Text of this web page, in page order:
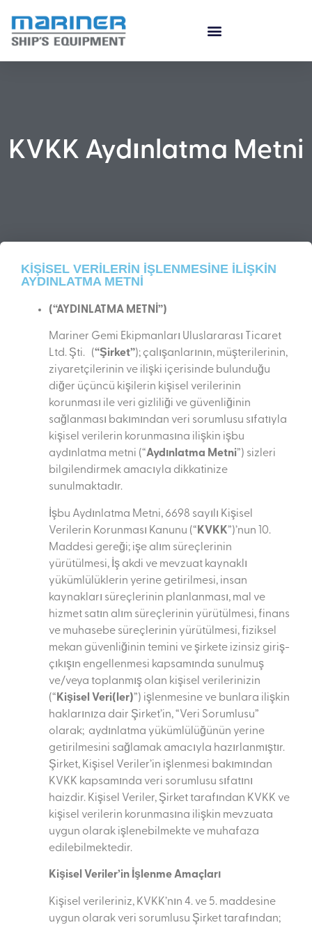
KVKK Aydınlatma Metni
KİŞİSEL VERİLERİN İŞLENMESİNE İLİŞKİN
AYDINLATMA METNİ
(“AYDINLATMA METNİ”)
Mariner Gemi Ekipmanları Uluslararası Ticaret
Ltd. Şti. (“Şirket”); çalışanlarının, müşterilerinin,
ziyaretçilerinin ve ilişki içerisinde bulunduğu
diğer üçüncü kişilerin kişisel verilerinin
korunması ile veri gizliliği ve güvenliğinin
sağlanması bakımından veri sorumlusu sıfatıyla
kişisel verilerin korunmasına ilişkin işbu
aydınlatma metni (“Aydınlatma Metni”) sizleri
bilgilendirmek amacıyla dikkatinize
sunulmaktadır.
İşbu Aydınlatma Metni, 6698 sayılı Kişisel
Verilerin Korunması Kanunu (“ KVKK”)’nun 10.
Maddesi gereği; işe alım süreçlerinin
yürütülmesi, İş akdi ve mevzuat kaynaklı
yükümlülüklerin yerine getirilmesi, insan
kaynakları süreçlerinin planlanması, mal ve
hizmet satın alım süreçlerinin yürütülmesi, finans
ve muhasebe süreçlerinin yürütülmesi, fiziksel
mekan güvenliğinin temini ve şirkete izinsiz giriş-
çıkışın engellenmesi kapsamında sunulmuş
ve/veya toplanmış olan kişisel verilerinizin
(“ Kişisel Veri(ler)”) işlenmesine ve bunlara ilişkin
haklarınıza dair Şirket’in, “Veri Sorumlusu”
olarak; aydınlatma yükümlülüğünün yerine
getirilmesini sağlamak amacıyla hazırlanmıştır.
Şirket, Kişisel Veriler’in işlenmesi bakımından
KVKK kapsamında veri sorumlusu sıfatını
haizdir. Kişisel Veriler, Şirket tarafından KVKK ve
kişisel verilerin korunmasına ilişkin mevzuata
uygun olarak işlenebilmekte ve muhafaza
edilebilmektedir.
Kişisel Veriler’in İşlenme Amaçları
Kişisel verileriniz, KVKK’nın 4. ve 5. maddesine
uygun olarak veri sorumlusu Şirket tarafından;